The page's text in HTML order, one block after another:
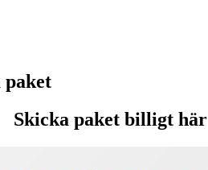
paket
Skicka paket billigt här